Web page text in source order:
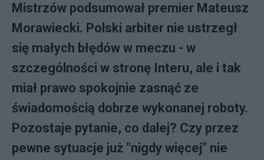
Mistrzów podsumował premier Mateusz
Morawiecki. Polski arbiter nie ustrzegł
się małych błędów w meczu - w
szczególności w stronę Interu, ale i tak
miał prawo spokojnie zasnąć ze
świadomością dobrze wykonanej roboty.
Pozostaje pytanie, co dalej? Czy przez
pewne sytuacje już "nigdy więcej" nie